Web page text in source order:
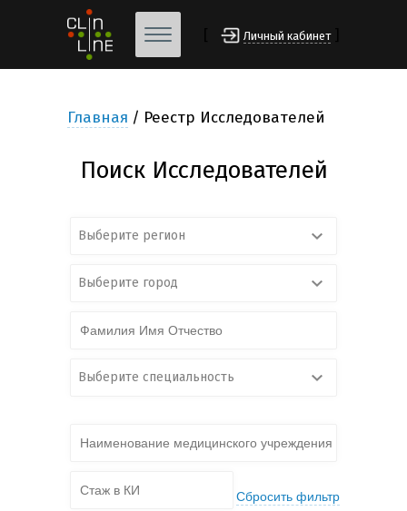
Личный кабинет
Главная Реестр Исследователей
Поиск Исследователей
Выберите регион
Выберите город
Выберите специальность